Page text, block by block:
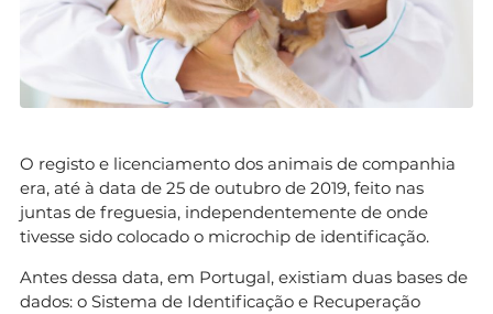
O registo e licenciamento dos animais de companhia
era, até à data de 25 de outubro de 2019, feito nas
juntas de freguesia, independentemente de onde
tivesse sido colocado o microchip de identificação.
Antes dessa data, em Portugal, existiam duas bases de
dados: o Sistema de Identificação e Recuperação